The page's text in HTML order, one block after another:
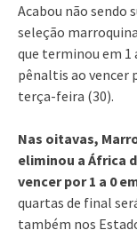
Acabou não sendo
seleção
que terminou em 1
pênaltis ao vencer
terça-feira (30).
Nas oitavas,
eliminou a África
vencer por 1 a 0
quartas de final
também nos